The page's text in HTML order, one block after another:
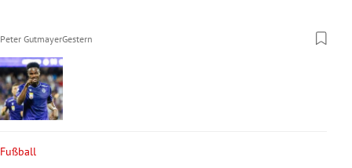
Peter GutmayerGestern
Fußball